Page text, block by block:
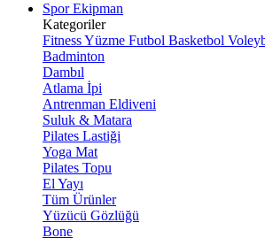
Spor Ekipman
Kategoriler
FitnessYüzme Futbol Basketbol
Badminton
Dambıl
Atlama İpi
Antrenman Eldiveni
Suluk & Matara
Pilates Lastiği
Yoga Mat
Pilates Topu
El Yayı
Tüm Ürünler
Yüzücü Gözlüğü
Bone